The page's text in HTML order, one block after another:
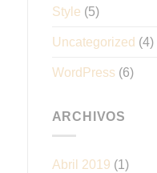
Style (5)
Uncategorized (4)
WordPress (6)
ARCHIVOS
Abril 2019 (1)